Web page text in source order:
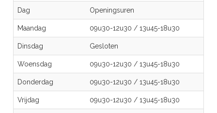
Dag Openingsuren
Maandag 09u30-12u30 /13u45-18u30
Dinsdag Gesloten
Woensdag 09u30-12u30 /13u45-18u30
Donderdag 09u30-12u30 /13u45-18u30
Vrijdag 09u30-12u30 /13u45-18u30